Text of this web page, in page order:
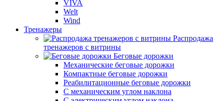
VIVA
Welt
Wind
Тренажеры
Распродажа
тренажеров с витрины
Беговые дорожки
Механические беговые дорожки
Компактные беговые дорожки
Реабилитационные беговые дорожки
С механическим углом наклона